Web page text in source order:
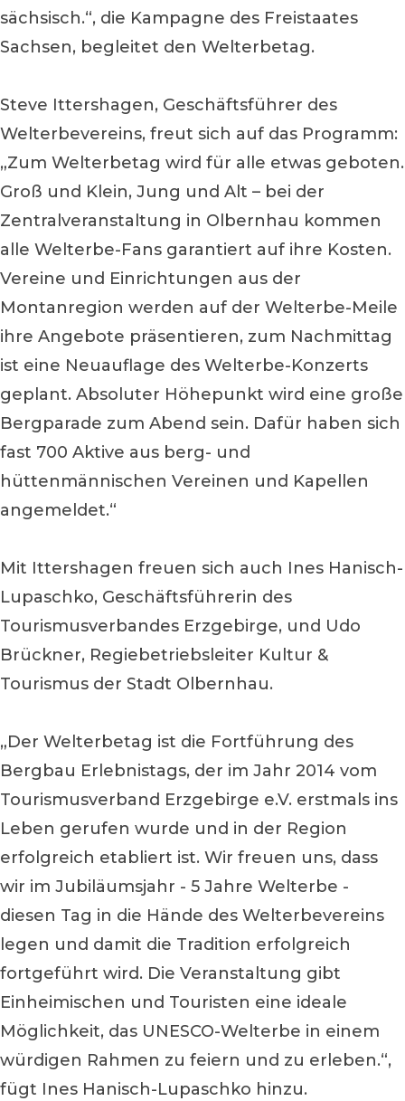
sächsisch.“, die Kampagne des Freistaates
Sachsen, begleitet den Welterbetag.
Steve Ittershagen, Geschäftsführer des
Welterbevereins, freut sich auf das Programm:
„Zum Welterbetag wird für alle etwas geboten.
Groß und Klein, Jung und Alt – bei der
Zentralveranstaltung in Olbernhau kommen
alle Welterbe-Fans garantiert auf ihre Kosten.
Vereine und Einrichtungen aus der
Montanregion werden auf der Welterbe-Meile
ihre Angebote präsentieren, zum Nachmittag
ist eine Neuauflage des Welterbe-Konzerts
geplant. Absoluter Höhepunkt wird eine große
Bergparade zum Abend sein. Dafür haben sich
fast 700 Aktive aus berg- und
hüttenmännischen Vereinen und Kapellen
angemeldet.“
Mit Ittershagen freuen sich auch Ines Hanisch-
Lupaschko, Geschäftsführerin des
Tourismusverbandes Erzgebirge, und Udo
Brückner, Regiebetriebsleiter Kultur &
Tourismus der Stadt Olbernhau.
„Der Welterbetag ist die Fortführung des
Bergbau Erlebnistags, der im Jahr 2014 vom
Tourismusverband Erzgebirge e.V. erstmals ins
Leben gerufen wurde und in der Region
erfolgreich etabliert ist. Wir freuen uns, dass
wir im Jubiläumsjahr - 5 Jahre Welterbe -
diesen Tag in die Hände des Welterbevereins
legen und damit die Tradition erfolgreich
fortgeführt wird. Die Veranstaltung gibt
Einheimischen und Touristen eine ideale
Möglichkeit, das UNESCO-Welterbe in einem
würdigen Rahmen zu feiern und zu erleben.“,
fügt Ines Hanisch-Lupaschko hinzu.